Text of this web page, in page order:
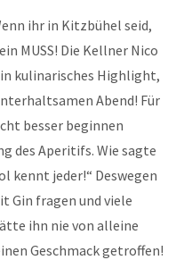
ihr in Kitzbühel seid,
MUSS! Die Kellner Nico
kulinarisches Highlight,
Abend! Für
besser beginnen
des Aperitifs. Wie sagte
kennt jeder!“ Deswegen
Gin fragen und viele
ihn nie von alleine
Geschmack getroffen!